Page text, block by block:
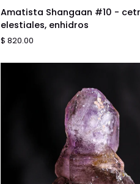
Amatista
Shangaan
-
Amatista Shangaan #10 -
elestiales, enhidros
$ 820.00